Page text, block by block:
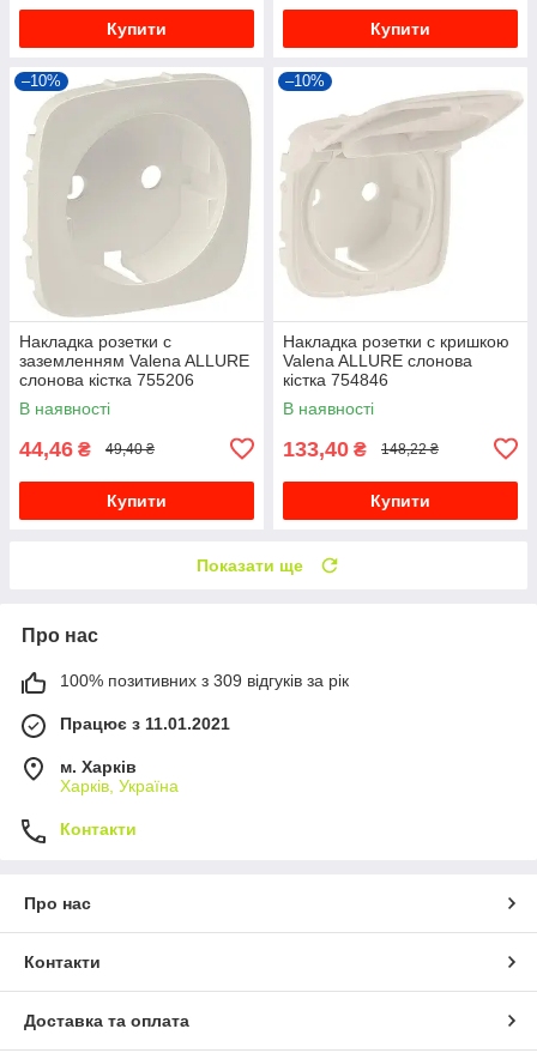
Купити Купити
–10%
Накладка розетки с
заземленням Valena ALLURE
слонова кістка 755206
В наявності
44,46 ₴ 49,40 ₴
Купити
–10%
Накладка розетки с кришкою
Valena ALLURE слонова
кістка 754846
В наявності
133,40 ₴ 148,22 ₴
Купити
Показати ще
Про нас
100% позитивних з 309 відгуків за рік
Працює з 11.01.2021
м. Харків
Харків, Україна
Контакти
Про нас
Контакти
Доставка та оплата